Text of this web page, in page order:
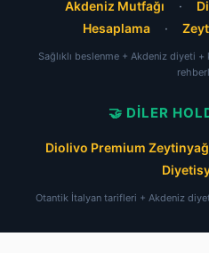
Akdeniz Mutfağı ·
Hesaplama
·
Sağlıklı beslenme + Akdeniz diyeti
🤝 DILER
Diolivo Premium
Otantik İtalyan tarifleri + Akdeniz